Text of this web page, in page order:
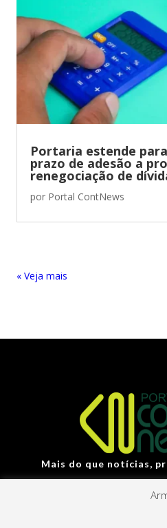
Portaria estende
prazo de adesão a
renegociação de
por Portal ContNews
« Entradas Antigas
Mais do que notícias,